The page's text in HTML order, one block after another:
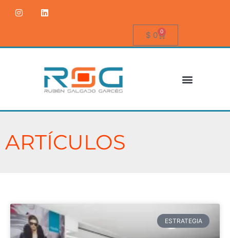
$ 0 0
ARTÍCULOS
ESTRATEGIA